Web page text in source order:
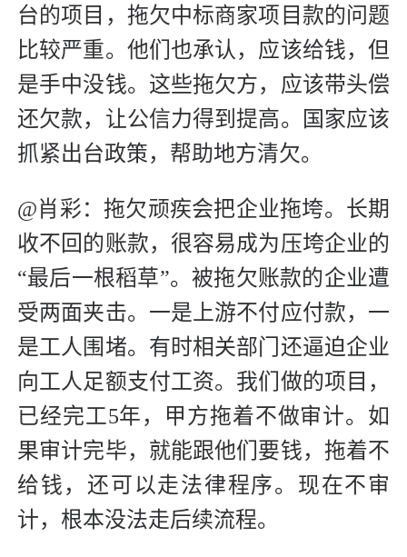
台的项目，拖欠中标商家项目款的问题
比较严重。他们也承认，应该给钱，但
是手中没钱。这些拖欠方，应该带头偿
还欠款，让公信力得到提高。国家应该
抓紧出台政策，帮助地方清欠。
@肖彩：拖欠顽疾会把企业拖垮。长期
收不回的账款，很容易成为压垮企业的
“最后一根稻草”。被拖欠账款的企业遭
受两面夹击。一是上游不付应付款，一
是工人围堵。有时相关部门还逼迫企业
向工人足额支付工资。我们做的项目，
已经完工5年，甲方拖着不做审计。如
果审计完毕，就能跟他们要钱，拖着不
给钱，还可以走法律程序。现在不审
计，根本没法走后续流程。